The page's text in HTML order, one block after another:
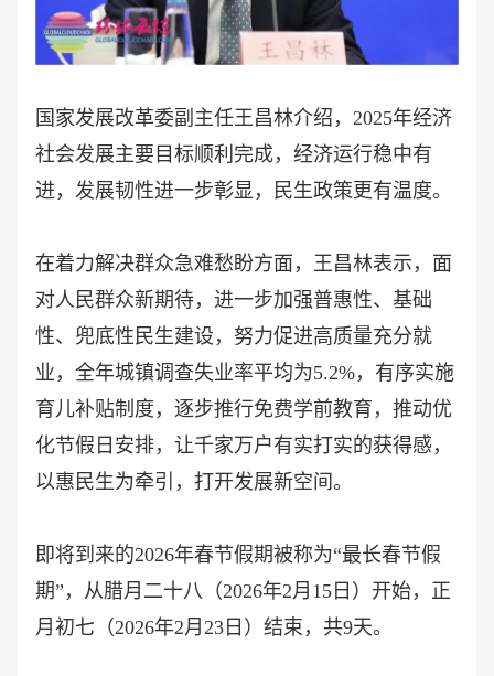
国家发展改革委副主任王昌林介绍， 2025年经济
社会发展主要目标顺利完成，经济运行稳中有
进，发展韧性进一步彰显，民生政策更有温度。
在着力解决群众急难愁盼方面，王昌林表示，面
对人民群众新期待，进一步加强普惠性、基础
性、兜底性民生建设，努力促进高质量充分就
业，全年城镇调查失业率平均为5.2%，有序实施
育儿补贴制度，逐步推行免费学前教育，推动优
化节假日安排，让千家万户有实打实的获得感，
以惠民生为牵引，打开发展新空间。
即将到来的2026年春节假期被称为“最长春节假
期”，从腊月二十八（2026年2月15日）开始，正
月初七（2026年2月23日）结束，共9天。